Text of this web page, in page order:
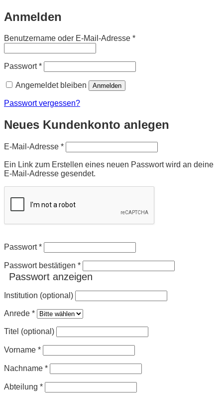
Anmelden
Benutzername oder E-Mail-Adresse *Erforderlich
Passwort*Erforderlich
Angemeldet bleiben Anmelden
Passwort vergessen?
Neues Kundenkonto anlegen
E-Mail-Adresse *Erforderlich
Ein Link zum Erstellen eines neuen Passwort wird an deine
E-Mail-Adresse gesendet.
Passwort*
Passwort bestätigen *
Passwort anzeigen
Institution (optional)
Anrede *
Titel (optional)
Vorname *
Nachname *
Abteilung *